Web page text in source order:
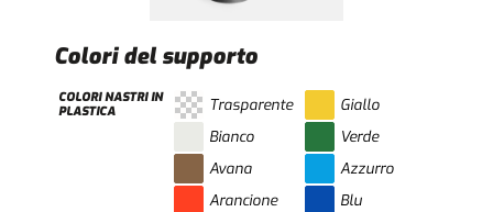
Colori del supporto
COLORI NASTRI IN
PLASTICA
Trasparente
Bianco
Avana
Arancione
Giallo
Verde
Azzurro
Blu